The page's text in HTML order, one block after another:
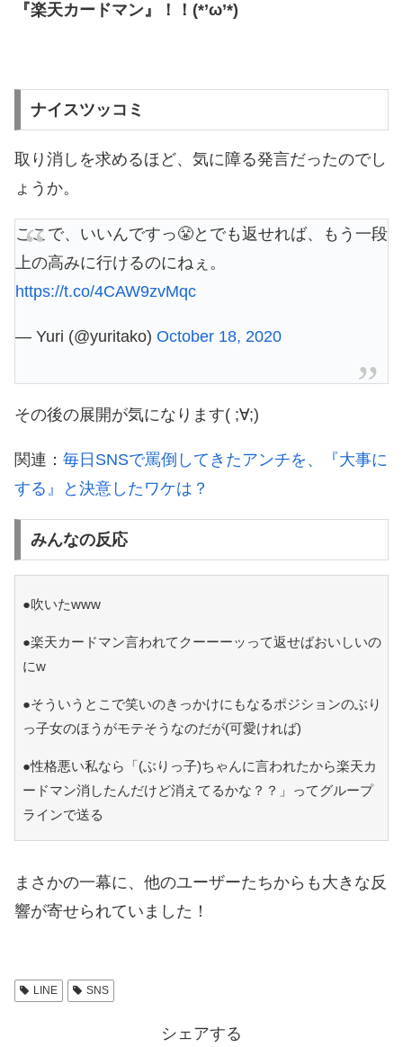
『楽天カードマン』！！(*’ω’*)
ナイスツッコミ
取り消しを求めるほど、気に障る発言だったのでし
ょうか。
ここで、いいんですっ😤とでも返せれば、もう一段
上の高みに行けるのにねぇ。
https://t.co/4CAW9zvMqc
— Yuri (@yuritako) October 18, 2020
その後の展開が気になります( ;∀;)
関連： 毎日SNSで罵倒してきたアンチを、『大事に
する』と決意したワケは？
みんなの反応
●吹いたwww
●楽天カードマン言われてクーーーッって返せばおいしいの
にw
●そういうとこで笑いのきっかけにもなるポジションのぶり
っ子女のほうがモテそうなのだが(可愛ければ)
●性格悪い私なら「(ぶりっ子)ちゃんに言われたから楽天カ
ードマン消したんだけど消えてるかな？？」ってグループ
ラインで送る
まさかの一幕に、他のユーザーたちからも大きな反
響が寄せられていました！
LINE SNS
シェアする